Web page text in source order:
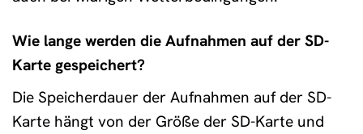
Wie lange werden die Aufnahmen auf der SD-
Karte gespeichert?
Die Speicherdauer der Aufnahmen auf der SD-
Karte hängt von der Größe der SD-Karte und